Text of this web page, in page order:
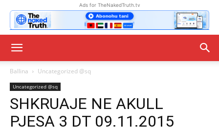
Ads for TheNakedTruth.tv
Ballina Uncategorized @sq
Uncategorized @sq
SHKRUAJE NE AKULL
PJESA 3 DT 09.11.2015